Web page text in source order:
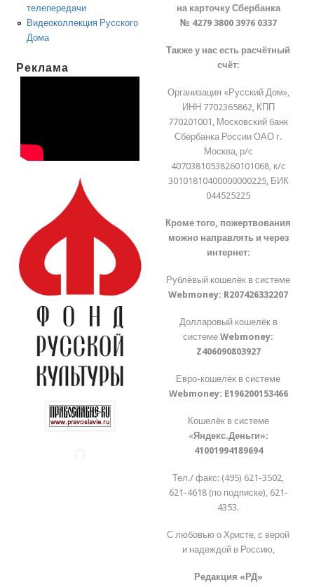
телепередачи
Видеоколлекция Русского
Дома
Реклама
на карточку Сбербанка
№ 4279 3800 3976 0337
Также у нас есть расчётный
счёт:
Организация «Русский Дом»,
ИНН 7702365862, КПП
770201001, Московский банк
Сбербанка России ОАО г.
Москва, р/с
40703810538260101068, к/с
30101810400000000225, БИК
044525225
Кроме того, пожертвования
можно направлять и через
интернет:
Рублёвый кошелёк в системе
Webmoney: R207426332207
Долларовый кошелёк в
системеWebmoney:
Z406090803927
Евро-кошелёк в системе
Webmoney: E196200153466
Кошелёк в системе
«Яндекс.Деньги»:
41001994189694
Тел./ факс: (495) 621-3502,
621-4618 (по подписке), 621-
4353.
С любовью о Христе, с верой
и надеждой в Россию,
Редакция «РД»